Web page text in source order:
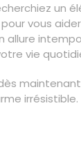
un
vous
allure
vie
irrésistible.